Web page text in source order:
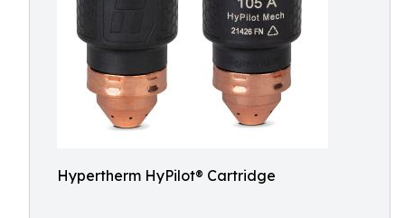
Hypertherm HyPilot® Cartridge